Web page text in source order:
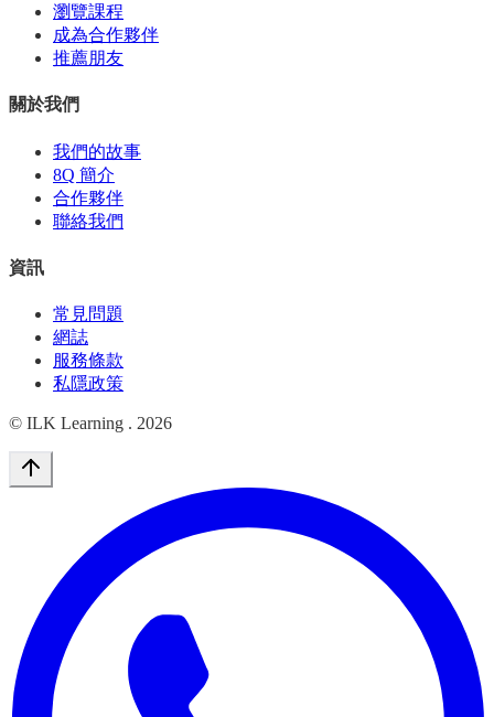
瀏覽課程
成為合作夥伴
推薦朋友
關於我們
我們的故事
8Q 簡介
合作夥伴
聯絡我們
資訊
常見問題
網誌
服務條款
私隱政策
© ILK Learning . 2026